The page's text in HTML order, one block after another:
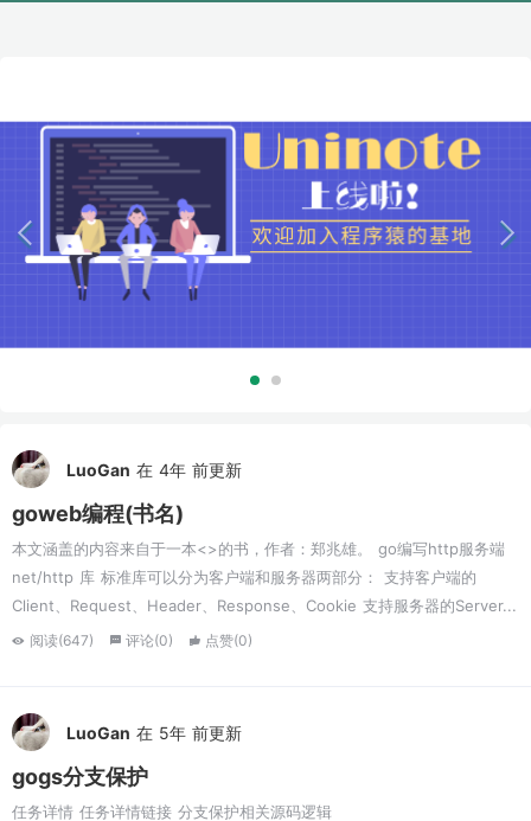
LuoGan 在 4年 前更新
goweb编程(书名)
本文涵盖的内容来自于一本<>的书，作者：郑兆雄。 go编写http服务端
net/http 库 标准库可以分为客户端和服务器两部分： 支持客户端的
Client、Request、Header、Response、Cookie 支持服务器的Server...
阅读(647) 评论(0) 点赞(0)
LuoGan 在 5年 前更新
gogs分支保护
任务详情 任务详情链接 分支保护相关源码逻辑